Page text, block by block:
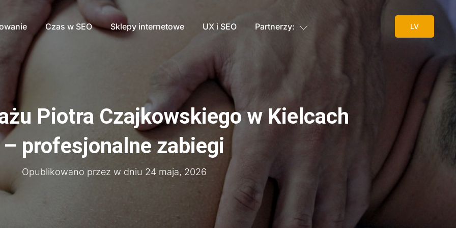
Czas w SEO Sklepy internetowe UX i SEO Partnerzy: LV
Piotra Czajkowskiego w Kielcach
– profesjonalne zabiegi
Opublikowano przez w dniu 24 maja, 2026